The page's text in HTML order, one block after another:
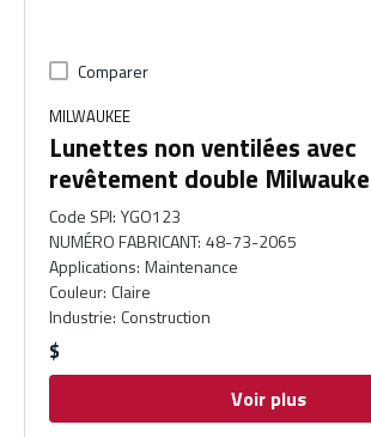
Comparer
MILWAUKEE
Lunettes non ventilées avec
revêtement double
Code SPI: YGO123
NUMÉRO FABRICANT: 48-73-2065
Applications: Maintenance
Couleur: Claire
Industrie: Construction
$
Voir plus